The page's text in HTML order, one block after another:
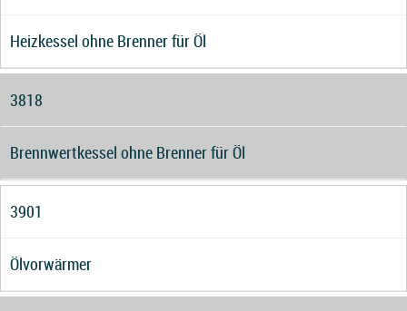
Heizkessel ohne Brenner für Öl
3818
Brennwertkessel ohne Brenner für Öl
3901
Ölvorwärmer